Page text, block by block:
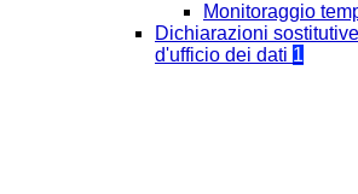
Monitoraggio
Dichiarazioni
d'ufficio dei dati 1